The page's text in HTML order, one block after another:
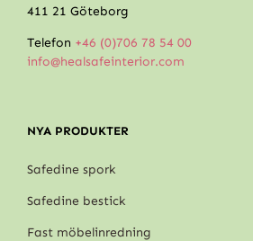
411 21 Göteborg
Telefon +46 (0)706 78 54 00
info@healsafeinterior.com
NYA PRODUKTER
Safedine spork
Safedine bestick
Fast möbelinredning